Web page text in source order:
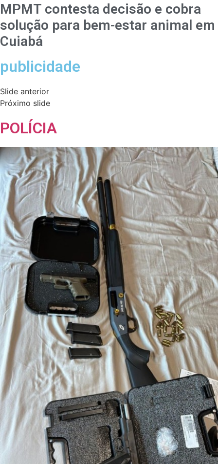
MPMT contesta decisão e cobra
solução para bem-estar animal em
Cuiabá
publicidade
Slide anterior
Próximo slide
POLÍCIA